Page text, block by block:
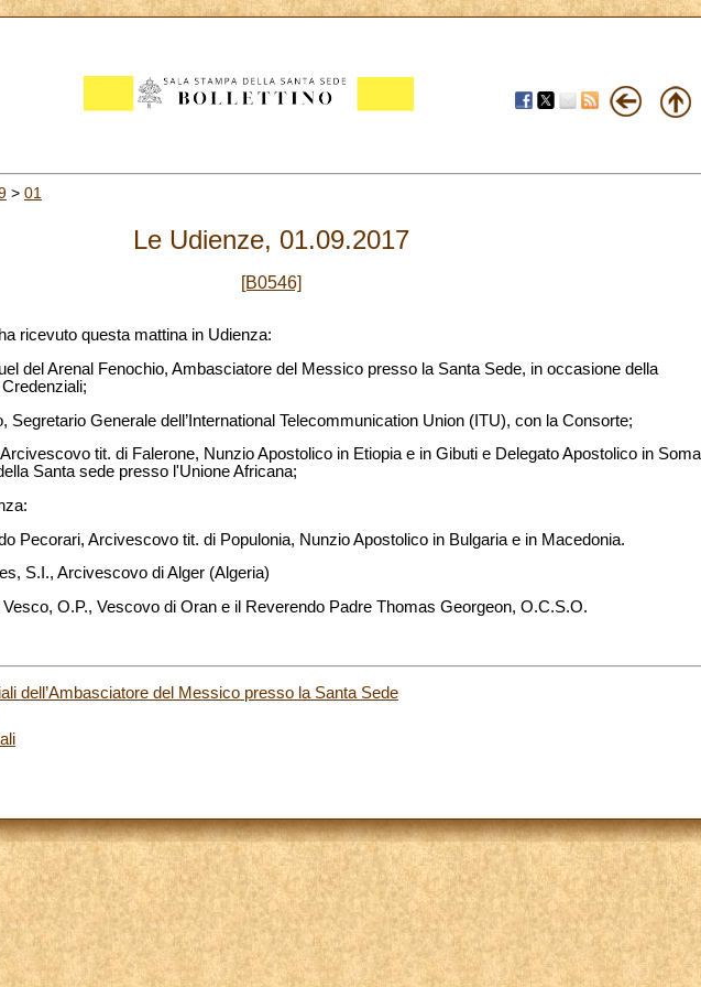
> 01
Le Udienze, 01.09.2017
[B0546]
ricevuto questa mattina in Udienza:
del Arenal Fenochio, Ambasciatore del Messico presso la Santa Sede, in occasione della
Segretario Generale dell’International Telecommunication Union (ITU), con la Consorte;
tit. di Falerone, Nunzio Apostolico in Etiopia e in Gibuti e Delegato Apostolico in
Santa sede presso l'Unione Africana;
Pecorari, Arcivescovo tit. di Populonia, Nunzio Apostolico in Bulgaria e in Macedonia.
S.I., Arcivescovo di Alger (Algeria)
O.P., Vescovo di Oran e il Reverendo Padre Thomas Georgeon, O.C.S.O.
dell’Ambasciatore del Messico presso la Santa Sede